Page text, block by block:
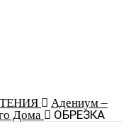
Адениум –
Дома
ОБРЕЗКА